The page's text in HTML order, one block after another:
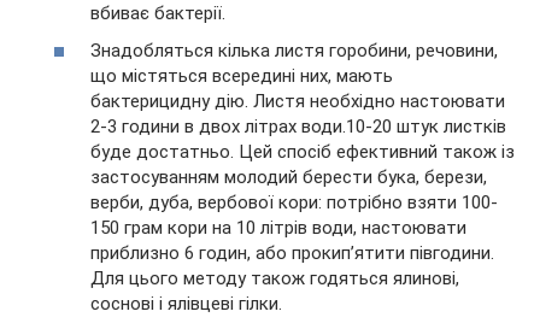
вбиває бактерії.
Знадобляться кілька листя горобини, речовини,
що містяться всередині них, мають
бактерицидну дію. Листя необхідно настоювати
2-3 години в двох літрах води.10-20 штук листків
буде достатньо. Цей спосіб ефективний також із
застосуванням молодий берести бука, берези,
верби, дуба, вербової кори: потрібно взяти 100-
150 грам кори на 10 літрів води, настоювати
приблизно 6 годин, або прокип’ятити півгодини.
Для цього методу також годяться ялинові,
соснові і ялівцеві гілки.